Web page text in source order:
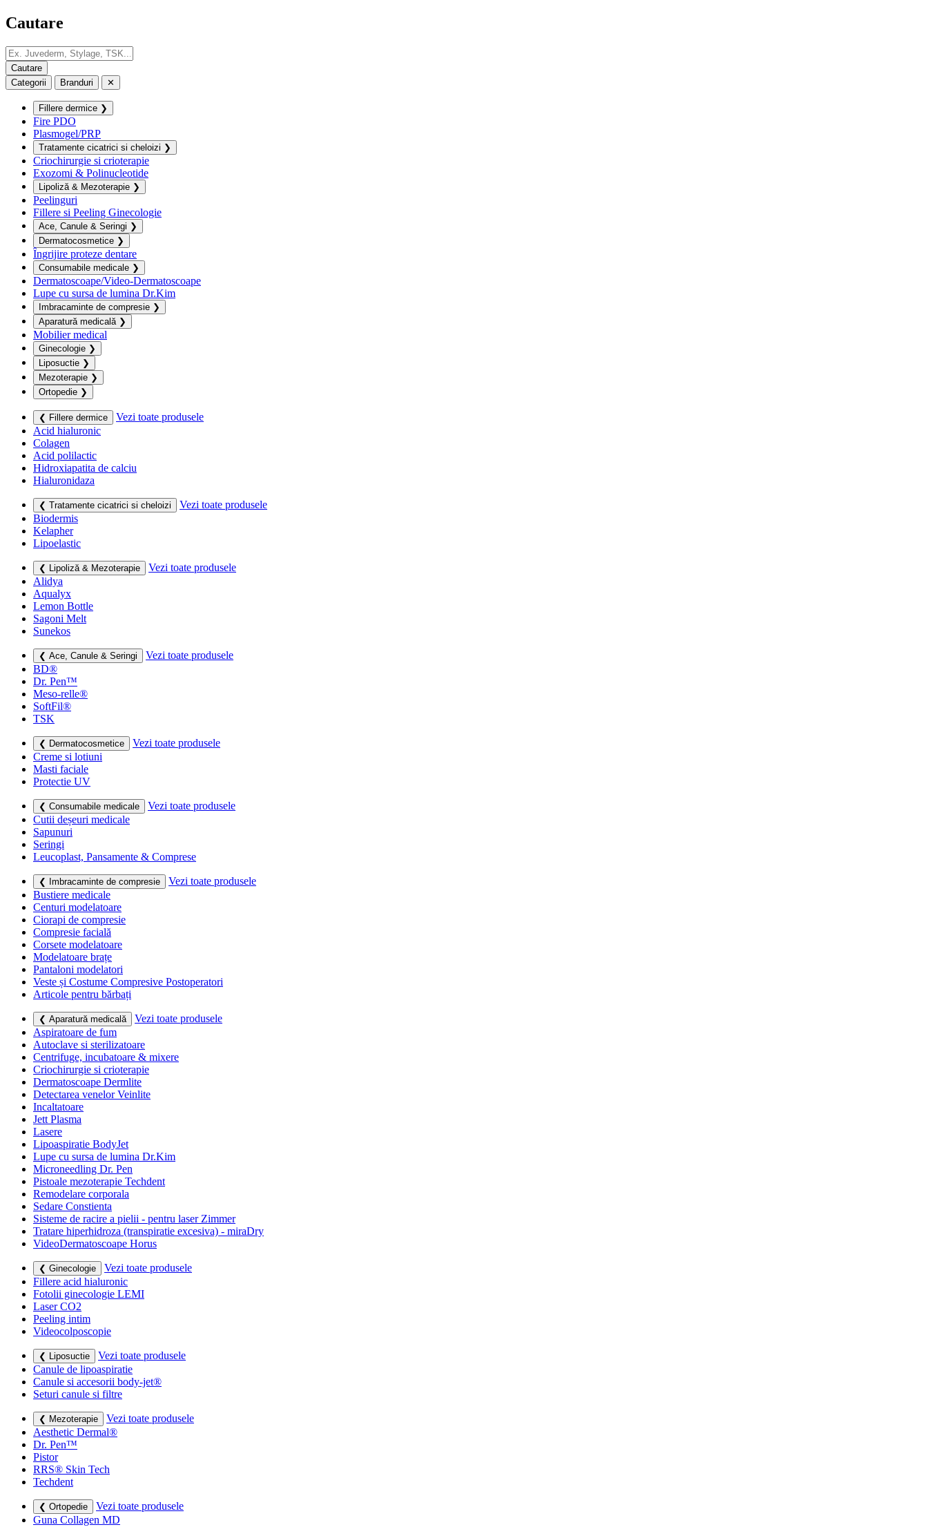
Cautare
Categorii Branduri ✕
Fillere dermice ❯
Fire PDO
Plasmogel/PRP
Tratamente cicatrici si cheloizi ❯
Criochirurgie si crioterapie
Exozomi & Polinucleotide
Lipoliză & Mezoterapie ❯
Peelinguri
Fillere si Peeling Ginecologie
Ace, Canule & Seringi ❯
Dermatocosmetice ❯
Îngrijire proteze dentare
Consumabile medicale ❯
Dermatoscoape/Video-Dermatoscoape
Lupe cu sursa de lumina Dr.Kim
Imbracaminte de compresie ❯
Aparatură medicală ❯
Mobilier medical
Ginecologie ❯
Liposuctie ❯
Mezoterapie ❯
Ortopedie ❯
❮ Fillere dermice
Vezi toate produsele
Acid hialuronic
Colagen
Acid polilactic
Hidroxiapatita de calciu
Hialuronidaza
❮ Tratamente cicatrici si cheloizi
Vezi toate produsele
Biodermis
Kelapher
Lipoelastic
❮ Lipoliză & Mezoterapie
Vezi toate produsele
Alidya
Aqualyx
Lemon Bottle
Sagoni Melt
Sunekos
❮ Ace, Canule & Seringi
Vezi toate produsele
BD®
Dr. Pen™
Meso-relle®
SoftFil®
TSK
❮ Dermatocosmetice
Vezi toate produsele
Creme si lotiuni
Masti faciale
Protectie UV
❮ Consumabile medicale
Vezi toate produsele
Cutii deșeuri medicale
Sapunuri
Seringi
Leucoplast, Pansamente & Comprese
❮ Imbracaminte de compresie
Vezi toate produsele
Bustiere medicale
Centuri modelatoare
Ciorapi de compresie
Compresie facială
Corsete modelatoare
Modelatoare brațe
Pantaloni modelatori
Veste și Costume Compresive Postoperatori
Articole pentru bărbați
❮ Aparatură medicală
Vezi toate produsele
Aspiratoare de fum
Autoclave si sterilizatoare
Centrifuge, incubatoare & mixere
Criochirurgie si crioterapie
Dermatoscoape Dermlite
Detectarea venelor Veinlite
Incaltatoare
Jett Plasma
Lasere
Lipoaspiratie BodyJet
Lupe cu sursa de lumina Dr.Kim
Microneedling Dr. Pen
Pistoale mezoterapie Techdent
Remodelare corporala
Sedare Constienta
Sisteme de racire a pielii - pentru laser Zimmer
Tratare hiperhidroza (transpiratie excesiva) - miraDry
VideoDermatoscoape Horus
❮ Ginecologie
Vezi toate produsele
Fillere acid hialuronic
Fotolii ginecologie LEMI
Laser CO2
Peeling intim
Videocolposcopie
❮ Liposuctie
Vezi toate produsele
Canule de lipoaspiratie
Canule si accesorii body-jet®
Seturi canule si filtre
❮ Mezoterapie
Vezi toate produsele
Aesthetic Dermal®
Dr. Pen™
Pistor
RRS® Skin Tech
Techdent
❮ Ortopedie
Vezi toate produsele
Guna Collagen MD